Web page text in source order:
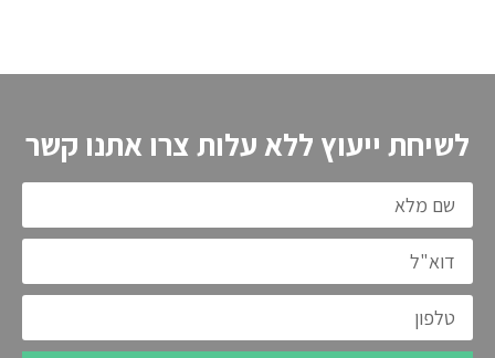
לשיחת ייעוץ ללא עלות צרו אתנו קשר